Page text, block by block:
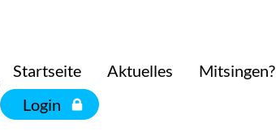
Startseite Aktuelles Mitsingen?
Login